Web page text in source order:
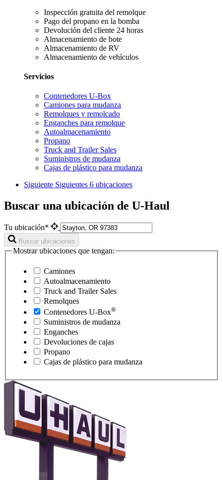
Inspección gratuita del remolque
Pago del propano en la bomba
Devolución del cliente 24 horas
Almacenamiento de bote
Almacenamiento de RV
Almacenamiento de vehículos
Servicios
Contenedores U-Box
Camiones para mudanza
Remolques y remolcado
Enganches para remolque
Autoalmacenamiento
Propano
Truck and Trailer Sales
Suministros de mudanza
Cajas de plástico para mudanza
Siguiente Siguientes 6 ubicaciones
Buscar una ubicación de U-Haul
Tu ubicación*
Buscar ubicaciones
Mostrar ubicaciones que tengan:
Camiones
Autoalmacenamiento
Truck and Trailer Sales
Remolques
Contenedores U-Box®
Suministros de mudanza
Enganches
Devoluciones de cajas
Propano
Cajas de plástico para mudanza